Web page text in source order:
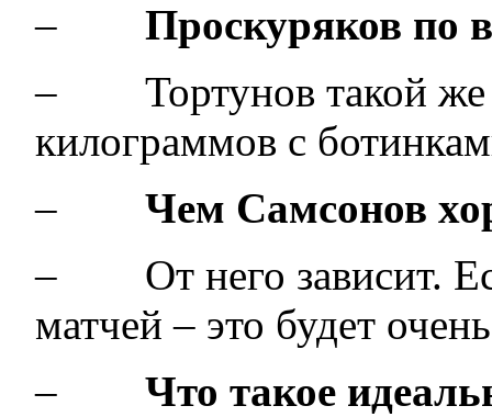
– Проскуряков по
– Тортунов такой же
килограммов с
– Чем Самсонов
– От него зависит.
матчей – это будет
– Что такое